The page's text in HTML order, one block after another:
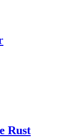
Rust